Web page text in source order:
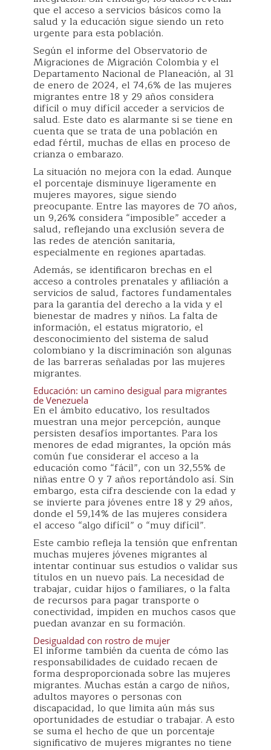
que el acceso a servicios básicos como la
salud y la educación sigue siendo un reto
urgente para esta población.
Según el informe del Observatorio de
Migraciones de Migración Colombia y el
Departamento Nacional de Planeación, al 31
de enero de 2024, el 74,6% de las mujeres
migrantes entre 18 y 29 años considera
difícil o muy difícil acceder a servicios de
salud. Este dato es alarmante si se tiene en
cuenta que se trata de una población en
edad fértil, muchas de ellas en proceso de
crianza o embarazo.
La situación no mejora con la edad. Aunque
el porcentaje disminuye ligeramente en
mujeres mayores, sigue siendo
preocupante. Entre las mayores de 70 años,
un 9,26% considera “imposible” acceder a
salud, reflejando una exclusión severa de
las redes de atención sanitaria,
especialmente en regiones apartadas.
Además, se identificaron brechas en el
acceso a controles prenatales y afiliación a
servicios de salud, factores fundamentales
para la garantía del derecho a la vida y el
bienestar de madres y niños. La falta de
información, el estatus migratorio, el
desconocimiento del sistema de salud
colombiano y la discriminación son algunas
de las barreras señaladas por las mujeres
migrantes.
Educación: un camino desigual para migrantes
de Venezuela
En el ámbito educativo, los resultados
muestran una mejor percepción, aunque
persisten desafíos importantes. Para los
menores de edad migrantes, la opción más
común fue considerar el acceso a la
educación como “fácil”, con un 32,55% de
niñas entre 0 y 7 años reportándolo así. Sin
embargo, esta cifra desciende con la edad y
se invierte para jóvenes entre 18 y 29 años,
donde el 59,14% de las mujeres considera
el acceso “algo difícil” o “muy difícil”.
Este cambio refleja la tensión que enfrentan
muchas mujeres jóvenes migrantes al
intentar continuar sus estudios o validar sus
títulos en un nuevo país. La necesidad de
trabajar, cuidar hijos o familiares, o la falta
de recursos para pagar transporte o
conectividad, impiden en muchos casos que
puedan avanzar en su formación.
Desigualdad con rostro de mujer
El informe también da cuenta de cómo las
responsabilidades de cuidado recaen de
forma desproporcionada sobre las mujeres
migrantes. Muchas están a cargo de niños,
adultos mayores o personas con
discapacidad, lo que limita aún más sus
oportunidades de estudiar o trabajar. A esto
se suma el hecho de que un porcentaje
significativo de mujeres migrantes no tiene